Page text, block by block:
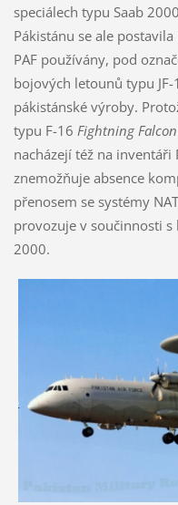
speciálech typu Saab
Pákistánu se ale
PAF používány, pod
bojových letounů typu JF-
pákistánské výroby.
typu F-16 Fightning Falcon
nacházejí též na inventáři
znemožňuje absence
přenosem se systémy
provozuje v součinnosti s
2000.